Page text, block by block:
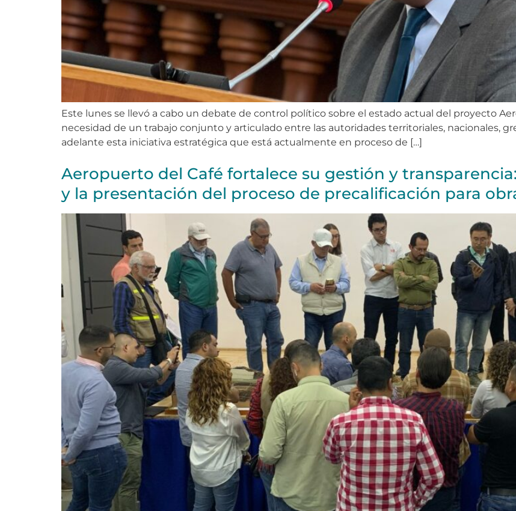
Este lunes se llevó a cabo un debate de control político sobre el estado actual del proyecto
necesidad de un trabajo conjunto y articulado entre las autoridades territoriales, nacionales,
adelante esta iniciativa estratégica que está actualmente en proceso de […]
Aeropuerto del Café fortalece su gestión y
y la presentación del proceso de precalificación para